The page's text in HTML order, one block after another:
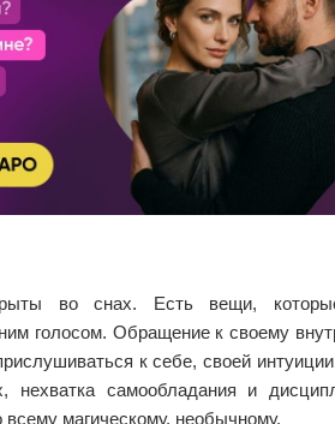
во снах. Есть вещи,
голосом. Обращение к своему
к себе, своей
нехватка самообладания и
магическому, необычному.